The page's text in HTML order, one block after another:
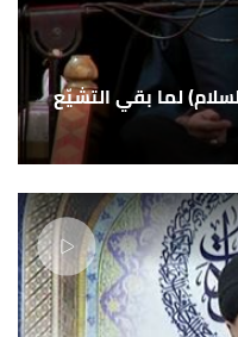
لما بقي التشيّع